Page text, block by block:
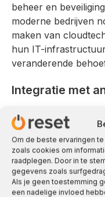
Om de beste ervaringen
zoals cookies om
raadplegen. Door in te
gegevens zoals
Als je geen toestemming
een nadelige invloed
beheer en
moderne bedrijven
maken van
hun IT-
veranderende
Integratie met
Endpoint Manager is
andere Microsoft-
Directory en
een holistische
beheer. Door deze